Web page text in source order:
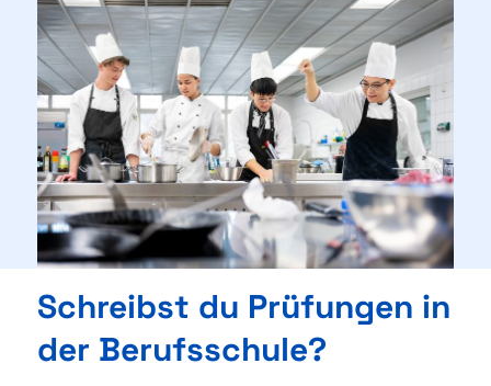
Schreibst du Prüfungen in
der Berufsschule?